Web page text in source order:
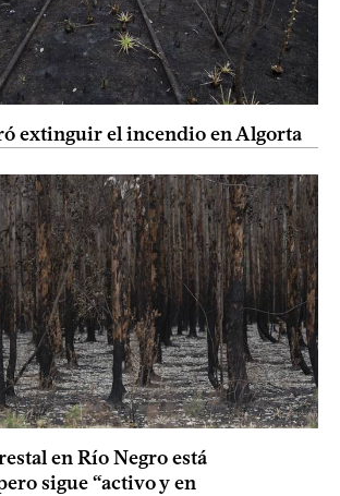
extinguir el incendio en Algorta
en Río Negro está
sigue “activo y en